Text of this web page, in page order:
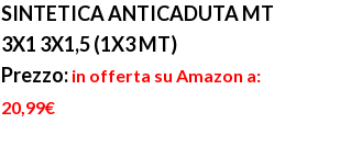
SINTETICA ANTICADUTA MT
3X1 3X1,5 (1X3 MT)
Prezzo: in offerta su Amazon a:
20,99€